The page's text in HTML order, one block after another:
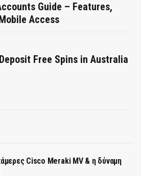
Guide – Features,
Access
Free Spins in Australia
Cisco Meraki MV & η δύναμη